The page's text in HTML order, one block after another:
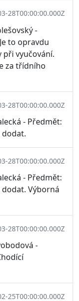
28T00:00:00.000Z
-
to opravdu
při vyučování.
za třídního
28T00:00:00.000Z
- Předmět:
dodat.
28T00:00:00.000Z
- Předmět:
Výborná
28T00:00:00.000Z
-
25T00:00:00.000Z